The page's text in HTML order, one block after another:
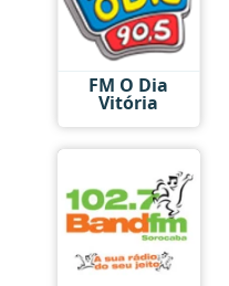
FM O Dia
Vitória